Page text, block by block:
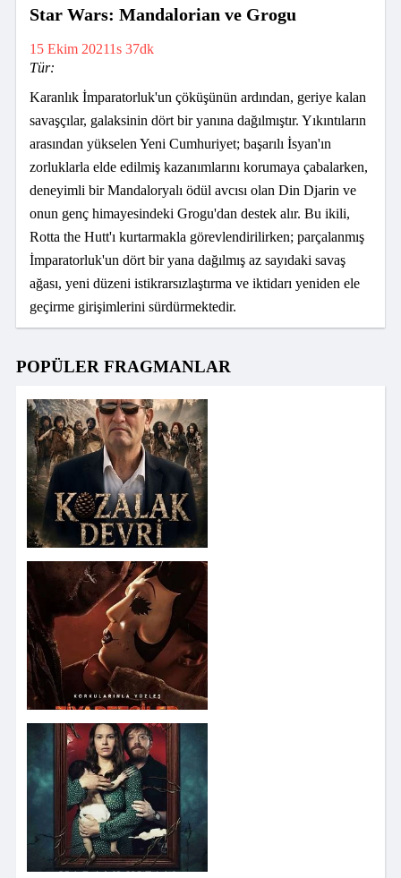
Star Wars: Mandalorian ve Grogu
15 Ekim 20211s 37dk
Tür:
Karanlık İmparatorluk'un çöküşünün ardından, geriye kalan
savaşçılar, galaksinin dört bir yanına dağılmıştır. Yıkıntıların
arasından yükselen Yeni Cumhuriyet; başarılı İsyan'ın
zorluklarla elde edilmiş kazanımlarını korumaya çabalarken,
deneyimli bir Mandaloryalı ödül avcısı olan Din Djarin ve
onun genç himayesindeki Grogu'dan destek alır. Bu ikili,
Rotta the Hutt'ı kurtarmakla görevlendirilirken; parçalanmış
İmparatorluk'un dört bir yana dağılmış az sayıdaki savaş
ağası, yeni düzeni istikrarsızlaştırma ve iktidarı yeniden ele
geçirme girişimlerini sürdürmektedir.
POPÜLER FRAGMANLAR